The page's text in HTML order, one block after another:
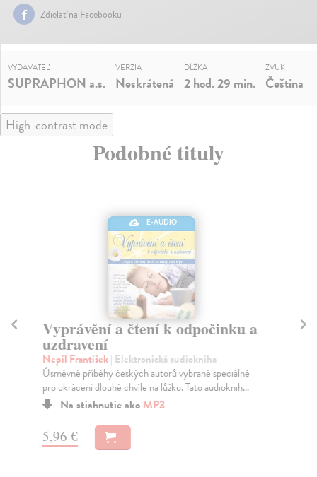
Zdielať na Facebooku
VYDAVATEĽ
SUPRAPHON a.s.
VERZIA
Neskrátená
DĹŽKA
2 hod. 29 min.
ZVUK
Čeština
High-contrast mode
Podobné tituly
E-AUDIO
Vyprávění a čtení k odpočinku a
uzdravení
Nepil František| Elektronická audiokniha
Úsměvné příběhy českých autorů vybrané speciálně
pro ukrácení dlouhé chvíle na lůžku. Tato audioknih...
Na stiahnutie akoMP3
5,96 €